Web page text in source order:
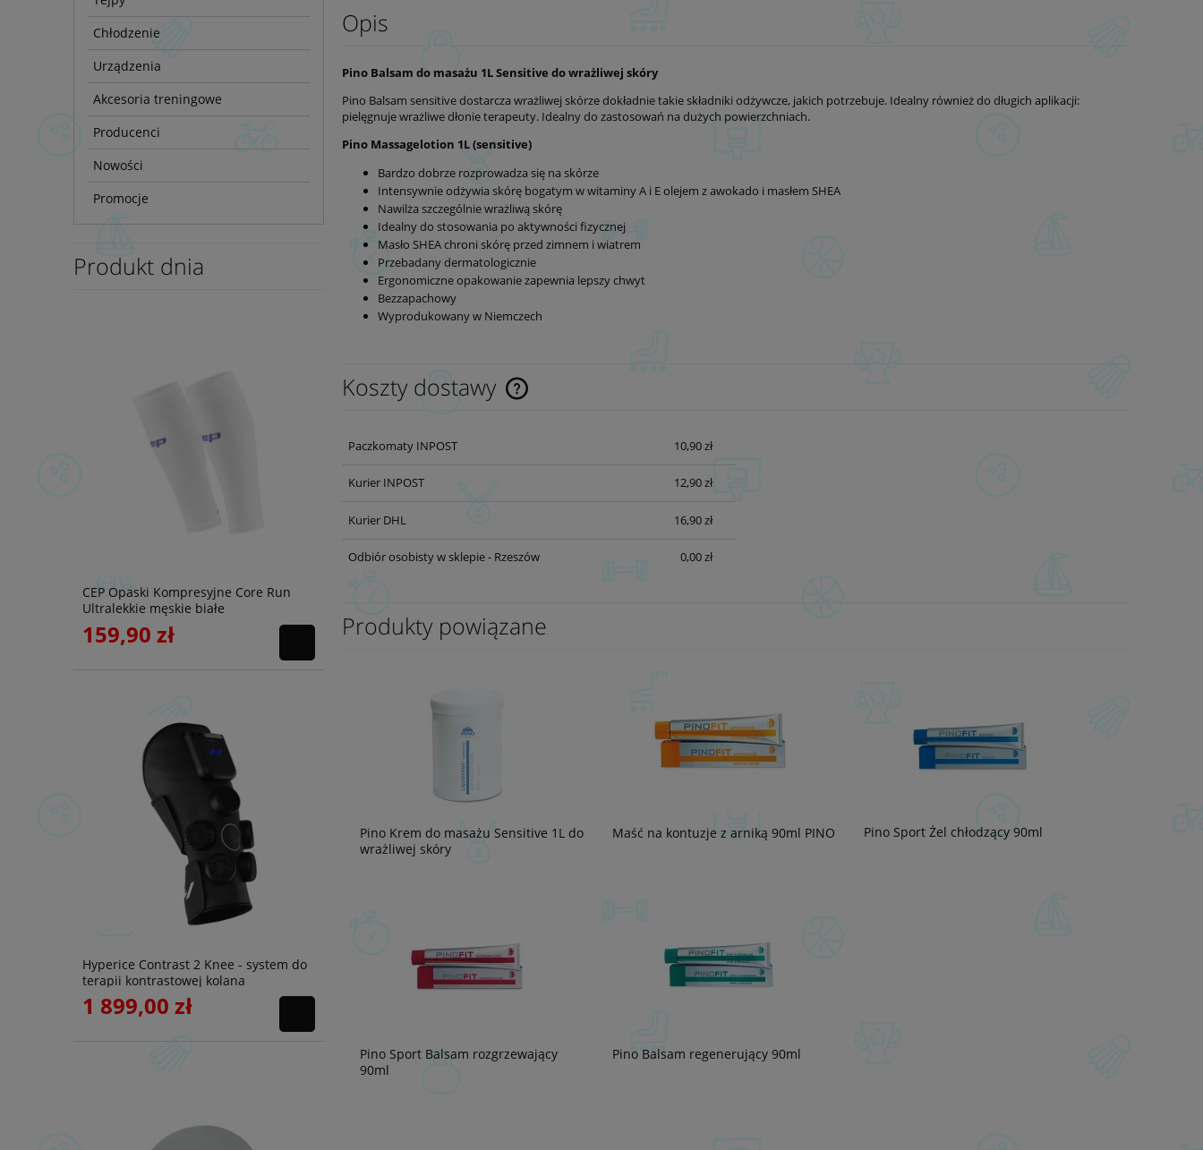
Chłodzenie
Urządzenia
Akcesoria treningowe
Producenci
Nowości
Promocje
Produkt dnia
CEP Opaski Kompresyjne Core Run
Ultralekkie męskie białe
159,90 zł
Hyperice Contrast 2 Knee - system do
terapii kontrastowej kolana
1 899,00 zł
Opis
Pino Balsam do masażu 1L Sensitive do wrażliwej skóry
Pino Balsam sensitive dostarcza wrażliwej skórze dokładnie takie składniki odżywcze, jakich potrzebuje. Idealny również do długich aplikacji:
pielęgnuje wrażliwe dłonie terapeuty. Idealny do zastosowań na dużych powierzchniach.
Pino Massagelotion 1L (sensitive)
Bardzo dobrze rozprowadza się na skórze
Intensywnie odżywia skórę bogatym w witaminy A i E olejem z awokado i masłem SHEA
Nawilża szczególnie wrażliwą skórę
Idealny do stosowania po aktywności fizycznej
Masło SHEA chroni skórę przed zimnem i wiatrem
Przebadany dermatologicznie
Ergonomiczne opakowanie zapewnia lepszy chwyt
Bezzapachowy
Wyprodukowany w Niemczech
Koszty dostawy
Paczkomaty INPOST 10,90 zł
Kurier INPOST 12,90 zł
Kurier DHL 16,90 zł
Odbiór osobisty w sklepie - Rzeszów 0,00 zł
Produkty powiązane
Pino Krem do masażu Sensitive 1L do
wrażliwej skóry
Maść na kontuzje z arniką 90ml PINO Pino Sport Żel chłodzący 90ml
Pino Sport Balsam rozgrzewający
90ml
Pino Balsam regenerujący 90ml